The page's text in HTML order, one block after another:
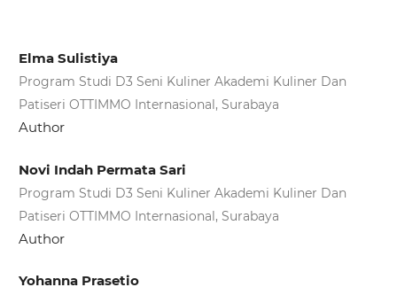
Elma Sulistiya
Program Studi D3 Seni Kuliner Akademi Kuliner Dan
Patiseri OTTIMMO Internasional, Surabaya
Author
Novi Indah Permata Sari
Program Studi D3 Seni Kuliner Akademi Kuliner Dan
Patiseri OTTIMMO Internasional, Surabaya
Author
Yohanna Prasetio